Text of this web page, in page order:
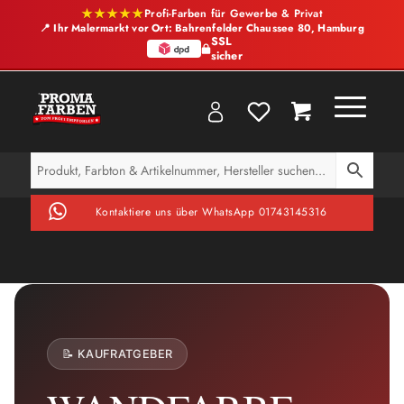
★★★★★Profi-Farben für Gewerbe & Privat
📍 Ihr Malermarkt vor Ort: Bahrenfelder Chaussee 80, Hamburg
SSL
sicher
Kontaktiere uns über WhatsApp 01743145316
📝 KAUFRATGEBER